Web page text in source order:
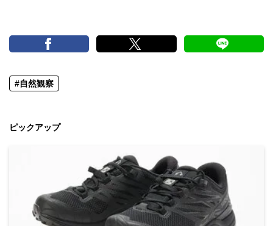
#自然観察
ピックアップ